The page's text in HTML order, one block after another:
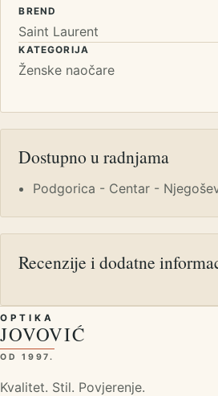
BREND
Saint Laurent
KATEGORIJA
Ženske naočare
Dostupno u radnjama
Podgorica - Centar -
Recenzije i dodatne
OPTIKA
JOVOVIĆ
OD 1997.
Kvalitet. Stil. Povjerenje.